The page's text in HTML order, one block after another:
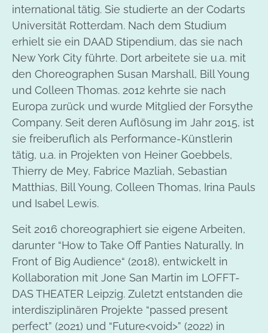
international tätig. Sie studierte an der Codarts
Universität Rotterdam. Nach dem Studium
erhielt sie ein DAAD Stipendium, das sie nach
New York City führte. Dort arbeitete sie u.a. mit
den Choreographen Susan Marshall, Bill Young
und Colleen Thomas. 2012 kehrte sie nach
Europa zurück und wurde Mitglied der Forsythe
Company. Seit deren Auflösung im Jahr 2015, ist
sie freiberuflich als Performance-Künstlerin
tätig, u.a. in Projekten von Heiner Goebbels,
Thierry de Mey, Fabrice Mazliah, Sebastian
Matthias, Bill Young, Colleen Thomas, Irina Pauls
und Isabel Lewis.
Seit 2016 choreographiert sie eigene Arbeiten,
darunter “How to Take Off Panties Naturally, In
Front of Big Audience“ (2018), entwickelt in
Kollaboration mit Jone San Martin im LOFFT-
DAS THEATER Leipzig. Zuletzt entstanden die
interdisziplinären Projekte “passed present
perfect” (2021) und “Future<void>” (2022) in